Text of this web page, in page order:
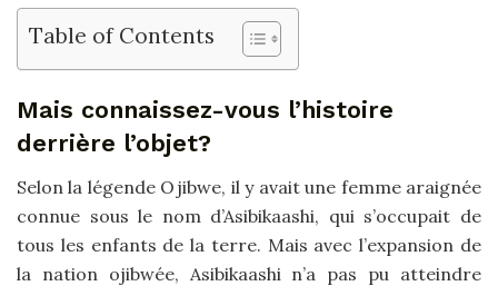
Table of Contents
Mais connaissez-vous l’histoire
derrière l’objet?
Selon la légende Ojibwe, il y avait une femme araignée
connue sous le nom d’Asibikaashi, qui s’occupait de
tous les enfants de la terre. Mais avec l’expansion de
la nation ojibwée, Asibikaashi n’a pas pu atteindre